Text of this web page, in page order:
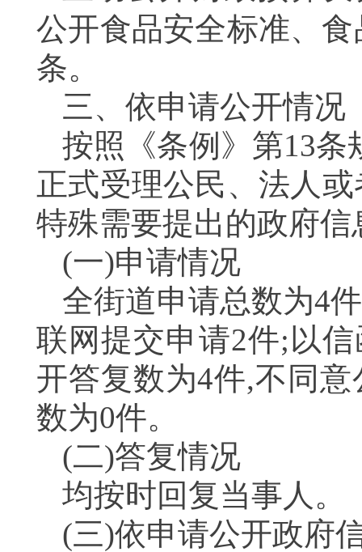
公开食品安全标准、
条。
三、 依申请公开情况
按照《条例》第13条
正式受理公民、法人
特殊需要提出的政府
(一)申请情况
全街道申请总数为4
联网提交申请2件;以
开答复数为4件,不同意
数为0件。
(二)答复情况
均按时回复当事人。
(三)依申请公开政府